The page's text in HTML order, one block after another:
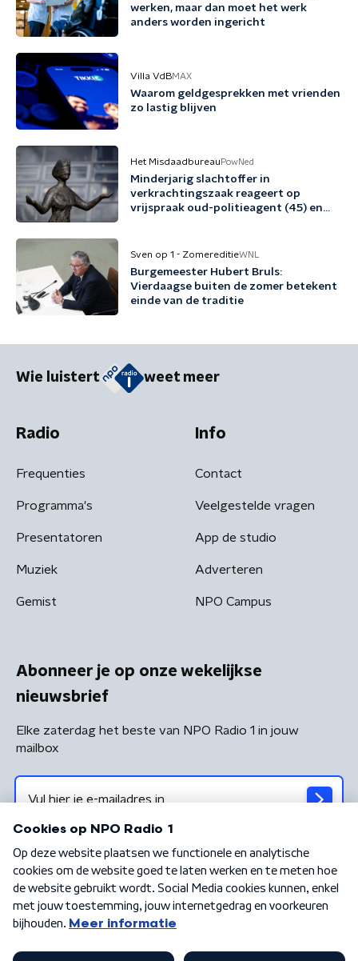
werken, maar dan moet het werk
anders worden ingericht
Villa VdBMAX
Waarom geldgesprekken met vrienden
zo lastig blijven
Het Misdaadbureau PowNed
Minderjarig slachtoffer in
verkrachtingszaak reageert op
vrijspraak oud-politieagent (45) en
Sven op 1 - ZomereditieWNL
Burgemeester Hubert Bruls:
Vierdaagse buiten de zomer betekent
einde van de traditie
Wie luistert weet meer
Radio
Frequenties
Programma's
Presentatoren
Muziek
Gemist
Info
Contact
Veelgestelde vragen
App de studio
Adverteren
NPO Campus
Abonneer je op onze wekelijkse
nieuwsbrief
Elke zaterdag het beste van NPO Radio 1 in jouw
mailbox
Algemene voorwaarden